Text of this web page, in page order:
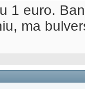
1 euro.
ma